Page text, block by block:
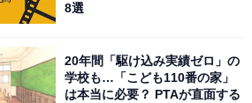
8選
20年間「駆け込み実績ゼロ」の
学校も…「こども110番の家」
は本当に必要？ PTAが直面する